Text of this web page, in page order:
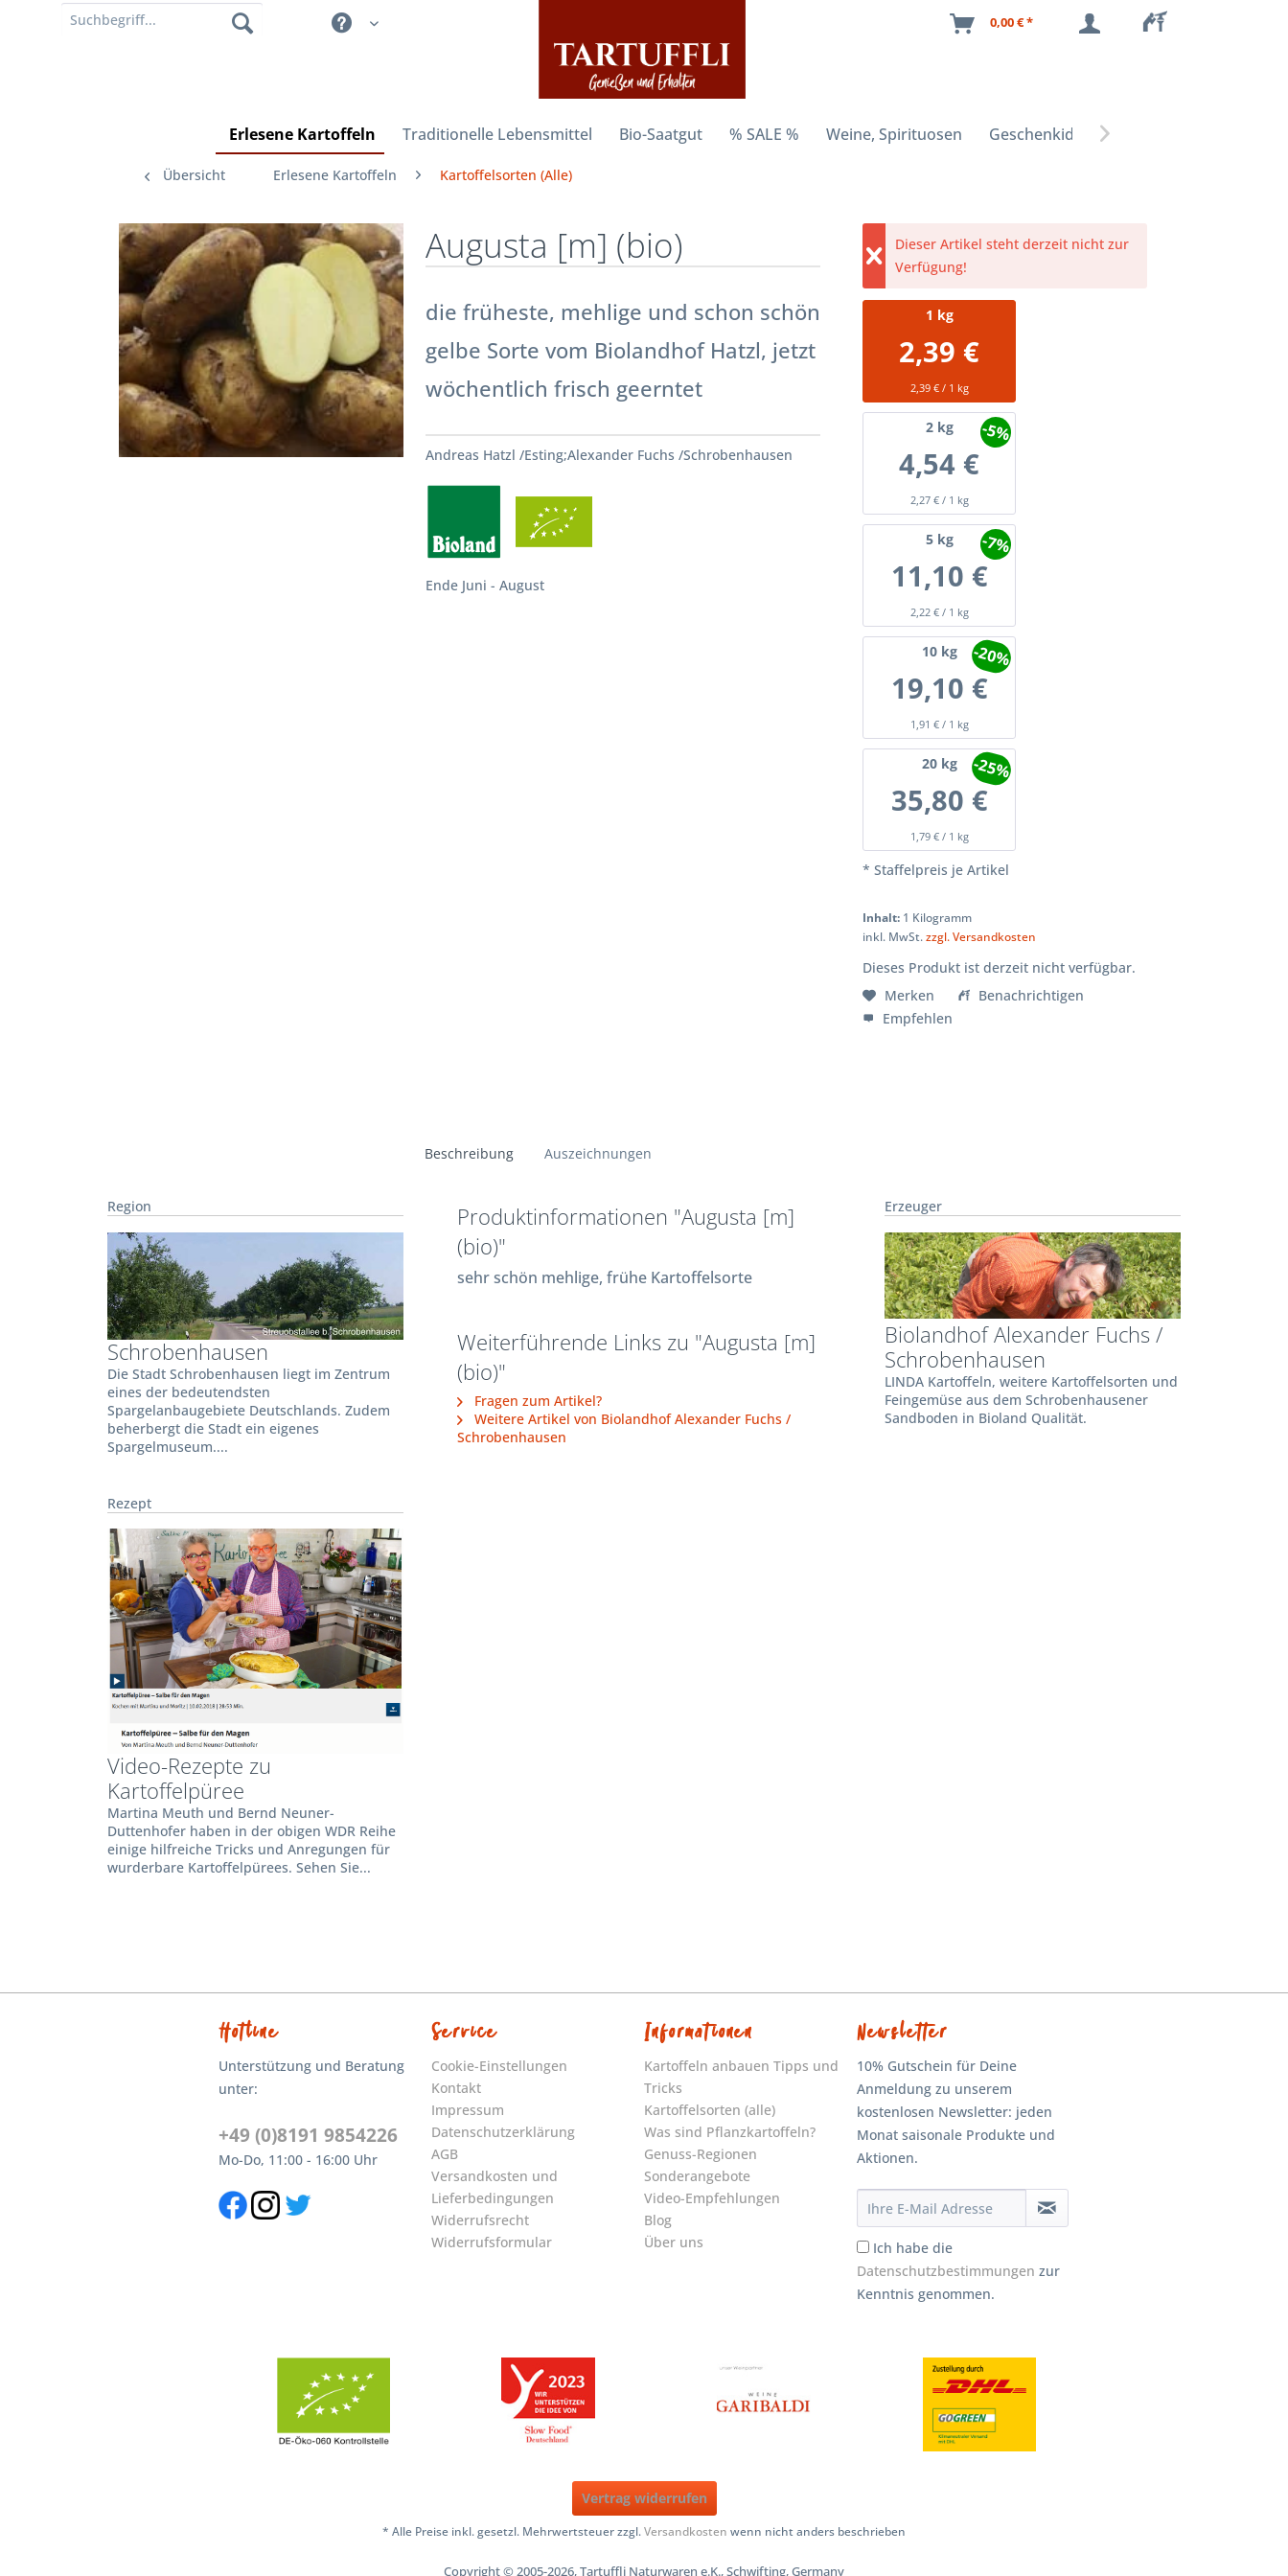
0,00 € *
Erlesene Kartoffeln Traditionelle Lebensmittel Bio-Saatgut % SALE % Weine, Spirituosen Geschenkideen
Übersicht Erlesene Kartoffeln Kartoffelsorten (Alle)
Augusta [m] (bio)
die früheste, mehlige und schon schön
gelbe Sorte vom Biolandhof Hatzl, jetzt
wöchentlich frisch geerntet
Andreas Hatzl /Esting;Alexander Fuchs /Schrobenhausen
Ende Juni - August
Dieser Artikel steht derzeit nicht zur
Verfügung!
1 kg
2,39 €
2,39 € / 1 kg
2kg
4,54 €
2,27 € / 1 kg
-5%
5kg
11,10 €
2,22 € / 1 kg
-7%
10kg
19,10 €
1,91 € / 1 kg
-20%
20kg
35,80 €
1,79 € / 1 kg
-25%
* Staffelpreis je Artikel
Inhalt: 1 Kilogramm
inkl. MwSt.zzgl. Versandkosten
Dieses Produkt ist derzeit nicht verfügbar.
Merken
Benachrichtigen
Empfehlen
Region
Schrobenhausen
Die Stadt Schrobenhausen liegt im Zentrum
eines der bedeutendsten
Spargelanbaugebiete Deutschlands. Zudem
beherbergt die Stadt ein eigenes
Spargelmuseum....
Rezept
Video-Rezepte zu
Kartoffelpüree
Martina Meuth und Bernd Neuner-
Duttenhofer haben in der obigen WDR Reihe
einige hilfreiche Tricks und Anregungen für
wurderbare Kartoffelpürees. Sehen Sie...
Beschreibung Auszeichnungen
Produktinformationen "Augusta [m]
(bio)"
sehr schön mehlige, frühe Kartoffelsorte
Weiterführende Links zu "Augusta [m]
(bio)"
Fragen zum Artikel?
Weitere Artikel von Biolandhof Alexander Fuchs /
Schrobenhausen
Erzeuger
Biolandhof Alexander Fuchs /
Schrobenhausen
LINDA Kartoffeln, weitere Kartoffelsorten und
Feingemüse aus dem Schrobenhausener
Sandboden in Bioland Qualität.
Hotline
Unterstützung und Beratung
unter:
+49 (0)8191 9854226
Mo-Do, 11:00 - 16:00 Uhr
Service
Cookie-Einstellungen
Kontakt
Impressum
Datenschutzerklärung
AGB
Versandkosten und
Lieferbedingungen
Widerrufsrecht
Widerrufsformular
Informationen
Kartoffeln anbauen Tipps und
Tricks
Kartoffelsorten (alle)
Was sind Pflanzkartoffeln?
Genuss-Regionen
Sonderangebote
Video-Empfehlungen
Blog
Über uns
Newsletter
10% Gutschein für Deine
Anmeldung zu unserem
kostenlosen Newsletter: jeden
Monat saisonale Produkte und
Aktionen.
Ich habe die
Datenschutzbestimmungen zur
Kenntnis genommen.
Vertrag widerrufen
* Alle Preise inkl. gesetzl. Mehrwertsteuer zzgl.Versandkosten wenn nicht anders beschrieben
Copyright © 2005-2026, Tartuffli Naturwaren e.K., Schwifting, Germany